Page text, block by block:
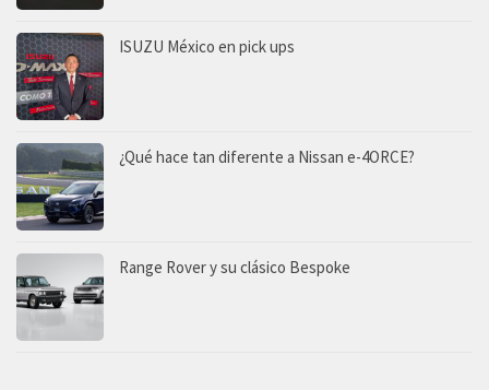
ISUZU México en pick ups
¿Qué hace tan diferente a Nissan e-4ORCE?
Range Rover y su clásico Bespoke